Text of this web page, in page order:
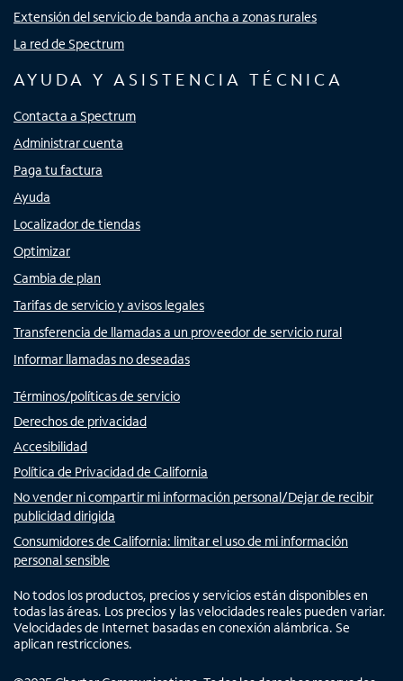
Extensión del servicio de banda ancha a zonas rurales
La red de Spectrum
AYUDA Y ASISTENCIA TÉCNICA
Contacta a Spectrum
Administrar cuenta
Paga tu factura
Ayuda
Localizador de tiendas
Optimizar
Cambia de plan
Tarifas de servicio y avisos legales
Transferencia de llamadas a un proveedor de servicio rural
Informar llamadas no deseadas
Términos/políticas de servicio
Derechos de privacidad
Accesibilidad
Política de Privacidad de California
No vender ni compartir mi información personal/Dejar de recibir
publicidad dirigida
Consumidores de California: limitar el uso de mi información
personal sensible
No todos los productos, precios y servicios están disponibles en
todas las áreas. Los precios y las velocidades reales pueden variar.
Velocidades de Internet basadas en conexión alámbrica. Se
aplican restricciones.